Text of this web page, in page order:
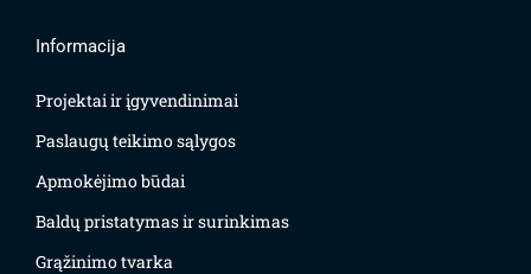
Informacija
Projektai ir įgyvendinimai
Paslaugų teikimo sąlygos
Apmokėjimo būdai
Baldų pristatymas ir surinkimas
Grąžinimo tvarka